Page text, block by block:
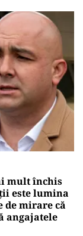
mult închis
este lumina
de mirare că
angajatele